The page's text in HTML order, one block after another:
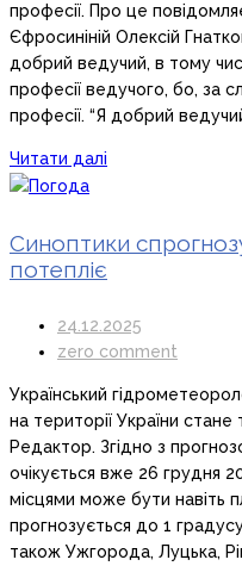
професії. Про це
Єфросиніній Олексій
добрий ведучий, в тому
професії ведучого, бо, за
професії. “Я добрий
Читати далі
Синоптики
потепліє
24.12.2025
zero comment
Український
на території України
Редактор. Згідно з
очікується вже 26 грудня
місцями може бути навіть
прогнозується до 1
також Ужгорода, Луцька,